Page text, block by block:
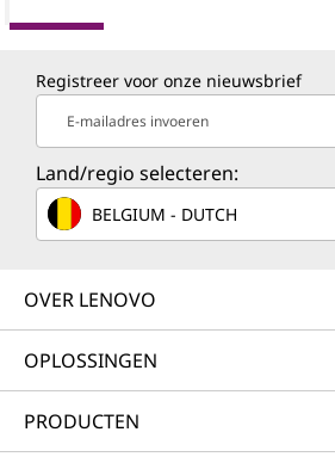
Registreer voor onze nieuwsbrief
E-mailadres invoeren
Land/regio selecteren:
BELGIUM - DUTCH
OVER LENOVO
OPLOSSINGEN
PRODUCTEN